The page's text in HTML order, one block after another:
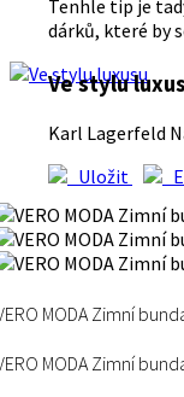
Tenhle tip je
dárků, které by
Ve stylu
Karl Lagerfeld
Uložit
MODA Zimní
MODA Zimní